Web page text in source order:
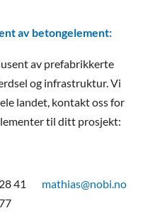
av betongelement:
av prefabrikkerte
og infrastruktur. Vi
landet, kontakt oss for
til ditt prosjekt:
41
mathias@nobi.no